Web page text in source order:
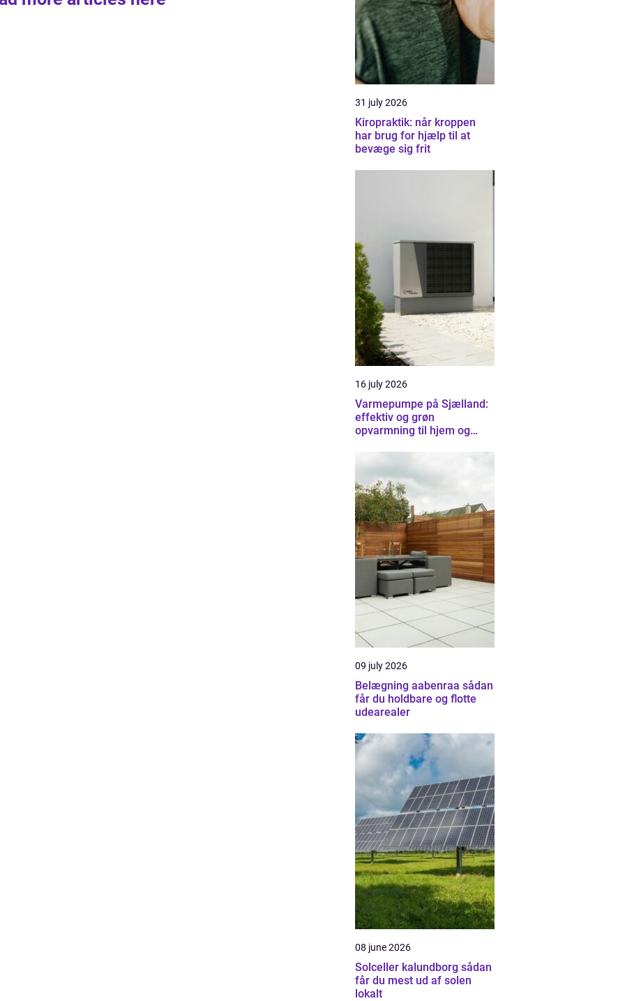
31 july 2026
Kiropraktik: når kroppen
har brug for hjælp til at
bevæge sig frit
16 july 2026
Varmepumpe på Sjælland:
effektiv og grøn
opvarmning til hjem og
09 july 2026
Belægning aabenraa sådan
får du holdbare og flotte
udearealer
08 june 2026
Solceller kalundborg sådan
får du mest ud af solen
lokalt